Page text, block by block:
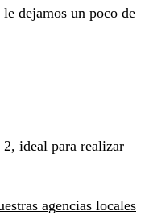
dejamos un poco de
ideal para realizar
agencias locales